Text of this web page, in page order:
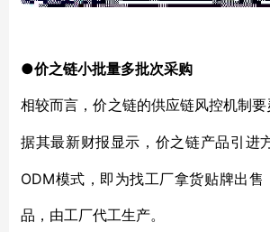
●价之链小批量多批次采购
相较而言，价之链的供应链风控机制
据其最新财报显示，价之链产品引进
ODM模式，即为找工厂拿货贴牌出售
品，由工厂代工生产。